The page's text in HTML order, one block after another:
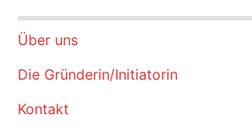
Über uns
Die Gründerin/Initiatorin
Kontakt